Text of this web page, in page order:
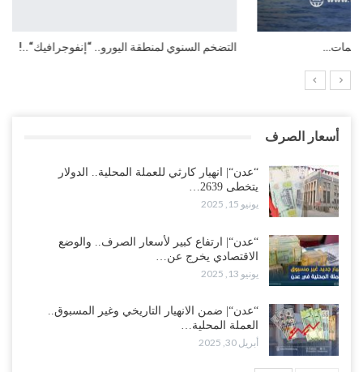
التضخم السنوي لمنطقة اليورو.. “إنفوجرافيك“..!
أسعار الصرف
“عدن“| انهيار كارثي للعملة المحلية.. الدولار
يتخطى 2639…
يونيو 15, 2025
“عدن“| ارتفاع كبير لأسعار الصرف.. والوضع
الاقتصادي يخرج عن…
يونيو 13, 2025
“عدن“| ضمن الانهيار التاريخي وغير المسبوق..
العملة المحلية…
أبريل 30, 2025